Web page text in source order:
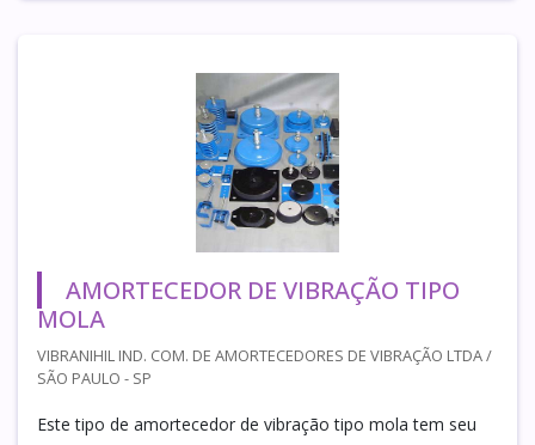
AMORTECEDOR DE VIBRAÇÃO TIPO
MOLA
VIBRANIHIL IND. COM. DE AMORTECEDORES DE VIBRAÇÃO LTDA /
SÃO PAULO - SP
Este tipo de amortecedor de vibração tipo mola tem seu